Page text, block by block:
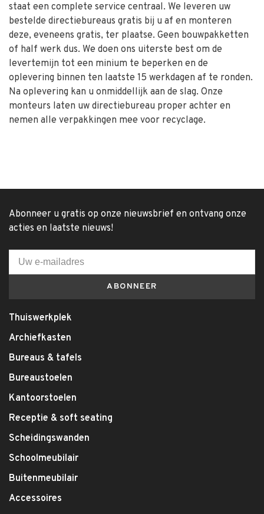
staat een complete service centraal. We leveren uw
bestelde directiebureaus gratis bij u af en monteren
deze, eveneens gratis, ter plaatse. Geen bouwpakketten
of half werk dus. We doen ons uiterste best om de
levertemijn tot een minium te beperken en de
oplevering binnen ten laatste 15 werkdagen af te ronden.
Na oplevering kan u onmiddellijk aan de slag. Onze
monteurs laten uw directiebureau proper achter en
nemen alle verpakkingen mee voor recyclage.
Abonneer u gratis op onze nieuwsbrief en ontvang onze
acties en laatste nieuws!
ABONNEER
Thuiswerkplek
Archiefkasten
Bureaus & tafels
Bureaustoelen
Kantoorstoelen
Receptie & soft seating
Scheidingswanden
Schoolmeubilair
Buitenmeubilair
Accessoires